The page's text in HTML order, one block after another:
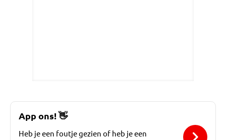
App ons! 👋
Heb je een foutje gezien of heb je een